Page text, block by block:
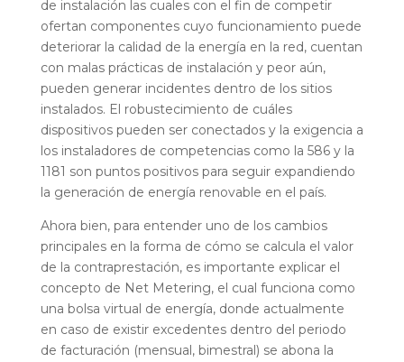
de instalación las cuales con el fin de competir
ofertan componentes cuyo funcionamiento puede
deteriorar la calidad de la energía en la red, cuentan
con malas prácticas de instalación y peor aún,
pueden generar incidentes dentro de los sitios
instalados. El robustecimiento de cuáles
dispositivos pueden ser conectados y la exigencia a
los instaladores de competencias como la 586 y la
1181 son puntos positivos para seguir expandiendo
la generación de energía renovable en el país.
Ahora bien, para entender uno de los cambios
principales en la forma de cómo se calcula el valor
de la contraprestación, es importante explicar el
concepto de Net Metering, el cual funciona como
una bolsa virtual de energía, donde actualmente
en caso de existir excedentes dentro del periodo
de facturación (mensual, bimestral) se abona la